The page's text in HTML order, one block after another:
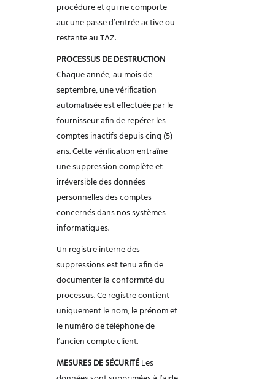
procédure et qui ne comporte
aucune passed’entrée active ou
restante au TAZ.
PROCESSUS DE DESTRUCTION
Chaque année, au mois de
septembre, une vérification
automatisée est effectuée par le
fournisseur afin de repérer les
comptes inactifs depuis cinq (5)
ans. Cette vérificationentraîne
une suppression complète et
irréversible des données
personnelles des comptes
concernés dans nos systèmes
informatiques.
Un registre interne des
suppressions est tenu afin de
documenter la conformité du
processus. Ce registre contient
uniquement le nom, le prénom et
le numéro de téléphonede
l’ancien compte client.
MESURES DE SÉCURITÉLes